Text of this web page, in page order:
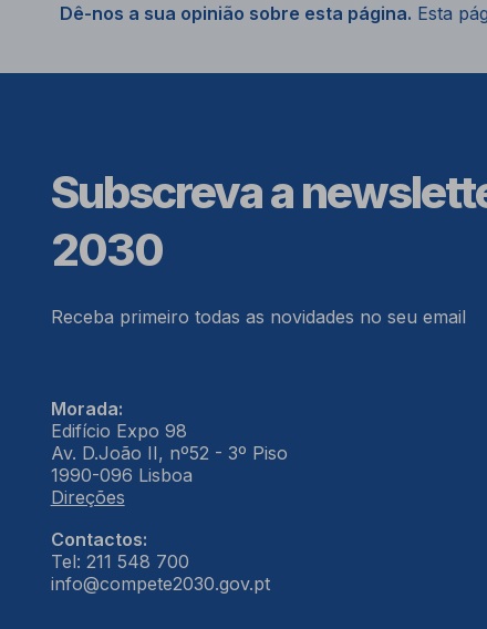
Dê-nos a sua opinião sobre esta página. Esta
Subscreva a
2030
Receba primeiro todas as novidades no seu email
Morada:
Edifício Expo 98
Av. D.João II, nº52 - 3º Piso
1990-096 Lisboa
Direções
Contactos:
Tel: 211 548 700
info@compete2030.gov.pt